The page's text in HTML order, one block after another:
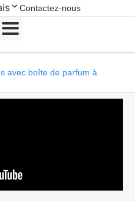
Contactez-nous
avec boîte de parfum à